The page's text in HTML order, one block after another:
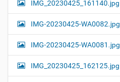
IMG_20230425_161140.jpg
IMG-20230425-WA0082.jpg
IMG-20230425-WA0081.jpg
IMG_20230425_162125.jpg